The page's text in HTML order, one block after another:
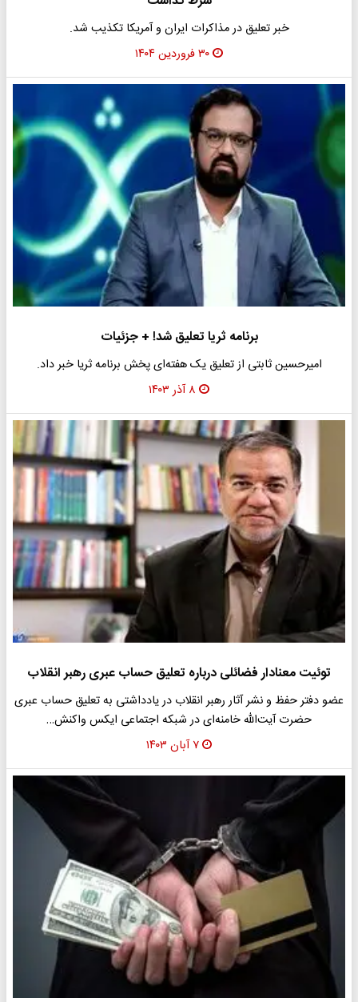
خبر تعلیق در مذاکرات ایران و آمریکا تکذیب شد.
۳۰ فروردین ۱۴۰۴
برنامه ثریا تعلیق شد! + جزئیات
امیرحسین ثابتی از تعلیق یک هفته‌ای پخش برنامه ثریا خبر داد.
۸ آذر ۱۴۰۳
توئیت معنادار فضائلی درباره تعلیق حساب عبری رهبر انقلاب
عضو دفتر حفظ و نشر آثار رهبر انقلاب در یادداشتی به تعلیق حساب عبری
حضرت آیت‌الله‌ خامنه‌ای در شبکه اجتماعی ایکس واکنش…
۷ آبان ۱۴۰۳